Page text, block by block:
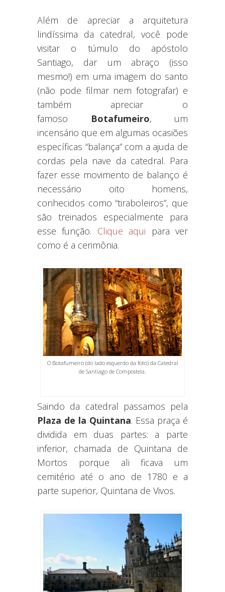
Além de apreciar a arquitetura
lindíssima da catedral, você pode
visitar o túmulo do apóstolo
Santiago, dar um abraço (isso
mesmo!) em uma imagem do santo
(não pode filmar nem fotografar) e
também apreciar o
famoso
Botafumeiro, um
incensário que em algumas ocasiões
específicas “balança” com a ajuda de
cordas pela nave da catedral. Para
fazer esse movimento de balanço é
necessário oito homens,
conhecidos como “tiraboleiros”, que
são treinados especialmente para
esse função. Clique aqui para ver
como é a cerimônia.
O Botafumeiro (do lado esquerdo da foto) da Catedral
de Santiago de Compostela.
Saindo da catedral passamos pela
Plaza de la Quintana. Essa praça é
dividida em duas partes: a parte
inferior, chamada de Quintana de
Mortos porque ali ficava um
cemitério até o ano de 1780 e a
parte superior, Quintana de Vivos.